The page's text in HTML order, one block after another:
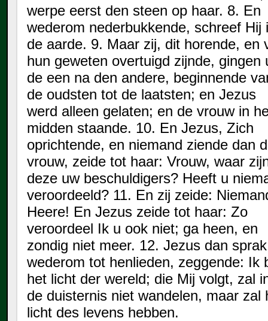
werpe eerst den steen op haar. 8. En
wederom nederbukkende, schreef Hij
de aarde. 9. Maar zij, dit horende, en
hun geweten overtuigd zijnde, gingen
de een na den andere, beginnende
de oudsten tot de laatsten; en Jezus
werd alleen gelaten; en de vrouw in
midden staande. 10. En Jezus, Zich
oprichtende, en niemand ziende dan
vrouw, zeide tot haar: Vrouw, waar
deze uw beschuldigers? Heeft u
veroordeeld? 11. En zij zeide:
Heere! En Jezus zeide tot haar: Zo
veroordeel Ik u ook niet; ga heen, en
zondig niet meer. 12. Jezus dan sprak
wederom tot henlieden, zeggende: Ik
het licht der wereld; die Mij volgt, zal
de duisternis niet wandelen, maar zal
licht des levens hebben.